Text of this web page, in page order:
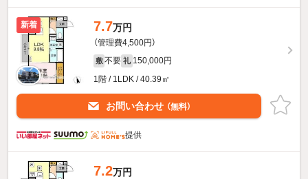
新着 7.7万円
（管理費4,500円）
敷 不要 礼 150,000円
1階 / 1LDK / 40.39㎡
お問い合わせ （無料）
提供
7.2万円